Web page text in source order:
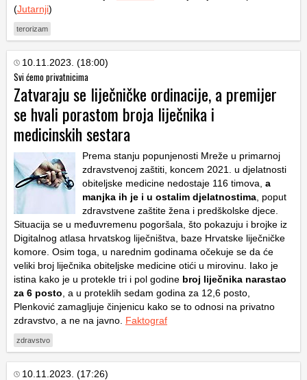
(Jutarnji)
terorizam
10.11.2023. (18:00)
Svi ćemo privatnicima
Zatvaraju se liječničke ordinacije, a premijer
se hvali porastom broja liječnika i
medicinskih sestara
Prema stanju popunjenosti Mreže u primarnoj
zdravstvenoj zaštiti, koncem 2021. u djelatnosti
obiteljske medicine nedostaje 116 timova, a
manjka ih je i u ostalim djelatnostima , poput
zdravstvene zaštite žena i predškolske djece.
Situacija se u međuvremenu pogoršala, što pokazuju i brojke iz
Digitalnog atlasa hrvatskog liječništva, baze Hrvatske liječničke
komore. Osim toga, u narednim godinama očekuje se da će
veliki broj liječnika obiteljske medicine otići u mirovinu. Iako je
istina kako je u protekle tri i pol godine broj liječnika narastao
za 6 posto , a u proteklih sedam godina za 12,6 posto,
Plenković zamagljuje činjenicu kako se to odnosi na privatno
zdravstvo, a ne na javno. Faktograf
zdravstvo
10.11.2023. (17:26)